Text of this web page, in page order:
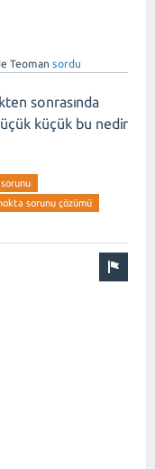
Teoman sordu
sonrasında
küçük bu nedir
sorunu çözümü